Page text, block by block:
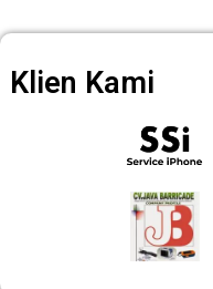
Klien Kami